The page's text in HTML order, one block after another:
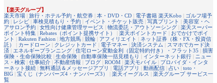
【楽天グループ】
楽天市場 | 旅行・ホテル予約・航空券 | 本・DVD・CD | 電子書籍 楽天Kobo | ゴルフ場予
約 | レシピ | 車検見積もり・予約 | イベント・チケット販売 | 写真プリント | 美容室・ヘ
アサロン予約 | 女性向け健康管理サービス | 物流委託・アウトソーシング | 楽天スーパー
ポイント特集 | Rebates（ポイント提携サイト） | 楽天ポイントカード | おでかけでポイ
ント | Rakuten Fashion | 地方競馬 | 競輪 | アフィリエイト | ネット証券（株・FX・投資信
託）
| カードローン | クレジットカード | 電子マネー | 決済システム | スマホでカード決
済 | エネルギープランニング | 住宅ローン変動金利（固定特約付き）・フラット35 | 損害
保険・生命保険比較 | 生命保険 | 自動車保険一括見積もり | インターネット銀行 | ニュー
ス・検索 | 仕事紹介 | 不動産情報 | ブログ | ROOM | 楽天モバイル | プロバイダ・インタ
ーネット接続 | 無料通話＆メッセージアプリ | 電話アプリ | 動画配信 | 占い | toto・
BIG | 宝くじ（ナンバーズ4・ナンバーズ3） | 楽天イーグルス | 楽天グループ サービス一
覧